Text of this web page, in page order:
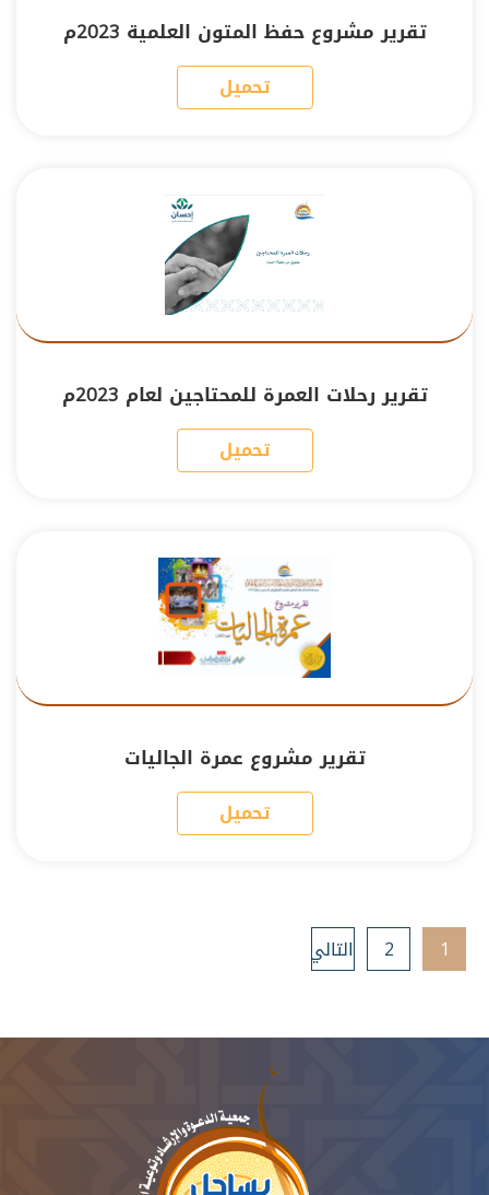
تقرير مشروع حفظ المتون العلمية 2023م
تحميل
تقرير رحلات العمرة للمحتاجين لعام 2023م
تحميل
تقرير مشروع عمرة الجاليات
تحميل
1
2
التالي